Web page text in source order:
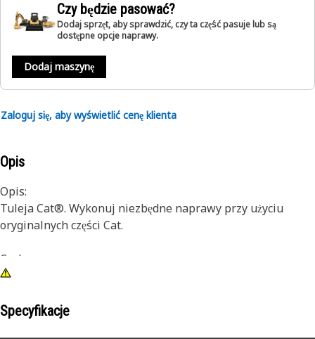
Czy będzie pasować?
Dodaj sprzęt, aby sprawdzić, czy ta część pasuje lub są
dostępne opcje naprawy.
Dodaj maszynę
Zaloguj się, aby wyświetlić cenę klienta
Opis
Opis:
Tuleja Cat®. Wykonuj niezbędne naprawy przy użyciu
oryginalnych części Cat.
Cechy:
•Bezpośredni zamiennik OEM
Zastosowanie:
Specyfikacje